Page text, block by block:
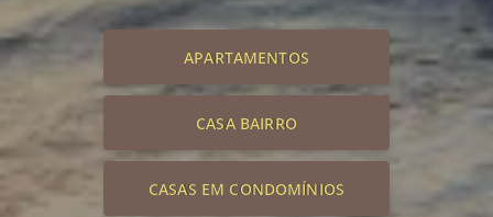
APARTAMENTOS
CASA BAIRRO
CASAS EM CONDOMÍNIOS